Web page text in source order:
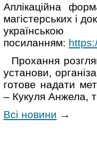
Аплікаційна
магістерських і
посиланням:
Прохання
установи,
готове надати
– Кукуля Анжела,
Всі новини →